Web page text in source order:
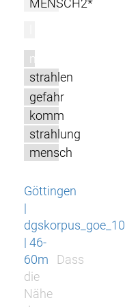
MENSCH2*
m
strahlen
gefahr
komm
strahlung
mensch
Göttingen
|
dgskorpus_goe_10
| 46-
60m
Dass
die
Nähe